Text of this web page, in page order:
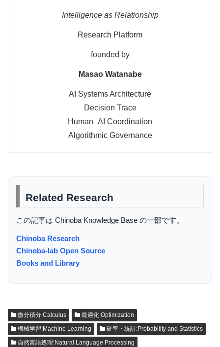
Intelligence as Relationship
Research Platform
founded by
Masao Watanabe
AI Systems Architecture
Decision Trace
Human–AI Coordination
Algorithmic Governance
Related Research
この記事は Chinoba Knowledge Base の一部です。
Chinoba Research
Chinoba-lab Open Source
Books and Library
微分積分:Calculus
最適化:Optimization
機械学習:Machine Learning
確率・統計:Probability and Statistics
自然言語処理:Natural Language Processing